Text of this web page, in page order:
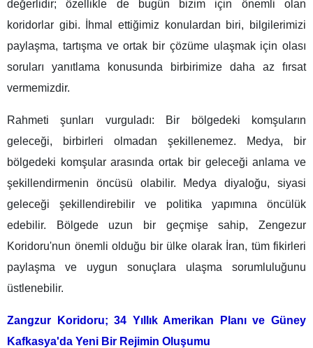
değerlidir; özellikle de bugün bizim için önemli olan
koridorlar gibi. İhmal ettiğimiz konulardan biri, bilgilerimizi
paylaşma, tartışma ve ortak bir çözüme ulaşmak için olası
soruları yanıtlama konusunda birbirimize daha az fırsat
vermemizdir.
Rahmeti şunları vurguladı: Bir bölgedeki komşuların
geleceği, birbirleri olmadan şekillenemez. Medya, bir
bölgedeki komşular arasında ortak bir geleceği anlama ve
şekillendirmenin öncüsü olabilir. Medya diyaloğu, siyasi
geleceği şekillendirebilir ve politika yapımına öncülük
edebilir. Bölgede uzun bir geçmişe sahip, Zengezur
Koridoru'nun önemli olduğu bir ülke olarak İran, tüm fikirleri
paylaşma ve uygun sonuçlara ulaşma sorumluluğunu
üstlenebilir.
Zangzur Koridoru; 34 Yıllık Amerikan Planı ve Güney
Kafkasya'da Yeni Bir Rejimin Oluşumu